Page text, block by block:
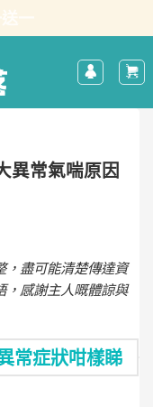
異常氣喘原因
，盡可能清楚傳達資
，感謝主人嘅體諒與
常症狀咁樣睇